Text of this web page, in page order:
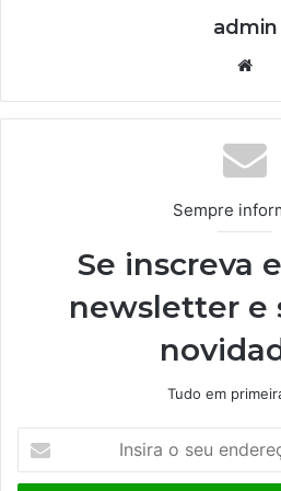
admin
te
Sempre
Se inscreva
newsletter e
Tudo em
s